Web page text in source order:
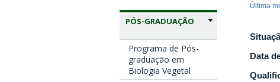
PÓS-GRADUAÇÃO
Programa de Pós-
graduação em
Biologia Vegetal
Última
Data